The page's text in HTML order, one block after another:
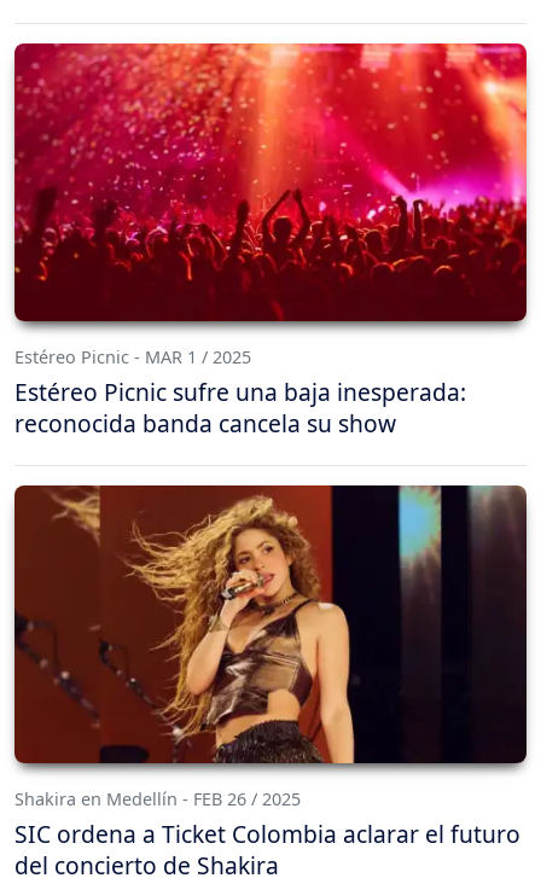
Estéreo Picnic - MAR 1 / 2025
Estéreo Picnic sufre una baja inesperada:
reconocida banda cancela su show
Shakira en Medellín - FEB 26 / 2025
SIC ordena a Ticket Colombia aclarar el futuro
del concierto de Shakira